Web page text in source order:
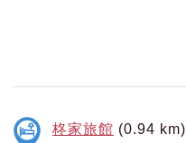
柊家旅館 (0.94 km)